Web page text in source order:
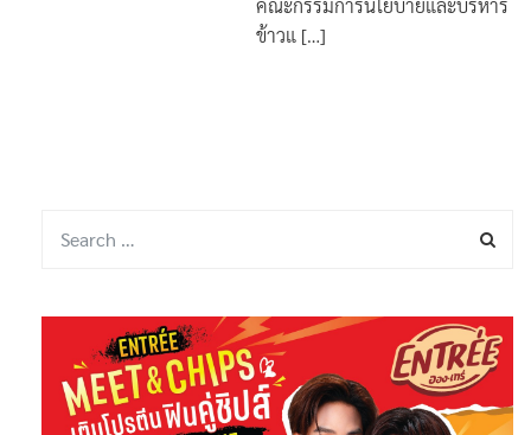
นายกฯ เป็นประธานการประชุม